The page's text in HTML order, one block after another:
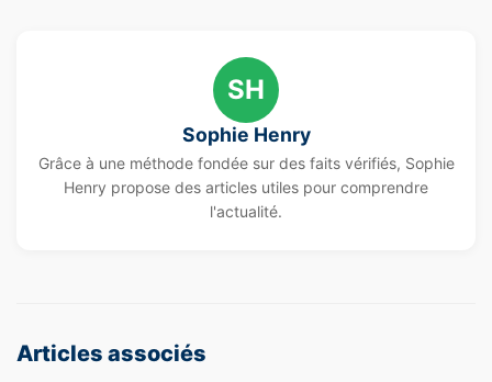
SH
Sophie Henry
Grâce à une méthode fondée sur des faits vérifiés, Sophie
Henry propose des articles utiles pour comprendre
l'actualité.
Articles associés